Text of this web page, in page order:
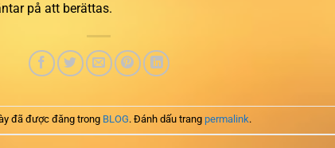
på att berättas.
đã được đăng trong BLOG. Đánh dấu trang permalink.